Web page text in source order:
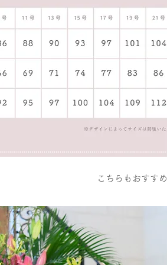
こちらもおすすめ